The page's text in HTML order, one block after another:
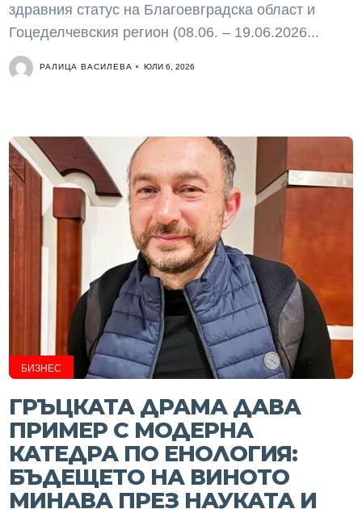
здравния статус на Благоевградска област и
Гоцеделчевския регион (08.06. – 19.06.2026...
РАЛИЦА ВАСИЛЕВА ЮЛИ 6, 2026
БИЗНЕС
ГРЪЦКАТА ДРАМА ДАВА
ПРИМЕР С МОДЕРНА
КАТЕДРА ПО ЕНОЛОГИЯ:
БЪДЕЩЕТО НА ВИНОТО
МИНАВА ПРЕЗ НАУКАТА И